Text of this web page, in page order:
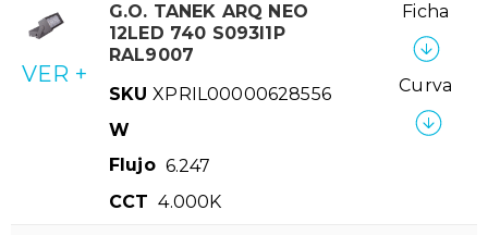
VER +
G.O. TANEK ARQ NEO
12LED 740 S093I1P
RAL9007
SKU XPRIL00000628556
W
Flujo 6.247
CCT 4.000K
Ficha
Curva